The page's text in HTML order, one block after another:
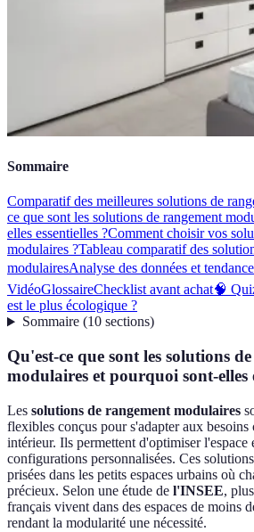
Sommaire
Comparatif des meilleures solutions de
ce que sont les solutions de rangement
elles essentielles ?Comment choisir vos
modulaires ?Tableau comparatif des
modulairesAnalyse des données et
VidéoGlossaireChecklist avant achat🧠
est le plus écologique ?
Sommaire(10 sections)
Qu'est-ce que sont les solutions
modulaires et pourquoi sont-elles
Les solutions de rangement modulaires
flexibles conçus pour s'adapter aux besoins
intérieur. Ils permettent d'optimiser l'espace
configurations personnalisées. Ces
prisées dans les petits espaces urbains où
précieux. Selon une étude de l'INSEE,
français vivent dans des espaces de moins
rendant la modularité une nécessité.